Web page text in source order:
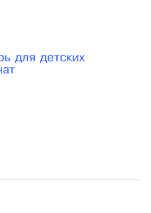
нормам.
залы, детские
игровые комплексы,
грушами,
для детских